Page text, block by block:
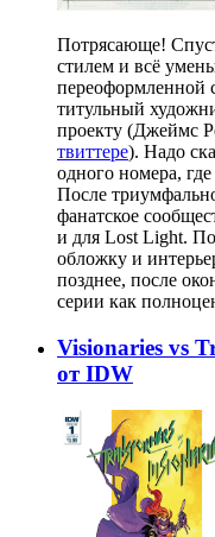
Потрясающе!
стилем и всё
переоформленной
титульный
проекту (Джеймс
твиттере). Надо
одного номера,
После
фанатское
и для Lost Light.
обложку и
позднее, после
серии как
Visionaries vs
от IDW